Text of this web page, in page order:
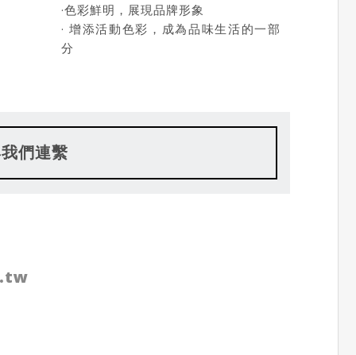
·色彩鮮明，展現品牌形象
· 增添活動色彩，成為品味生活的一部
分
們連繫